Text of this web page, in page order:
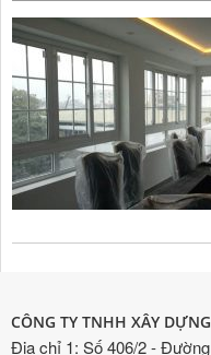
CÔNG TY TNHH XÂY
Địa chỉ 1: Số 406/2 -